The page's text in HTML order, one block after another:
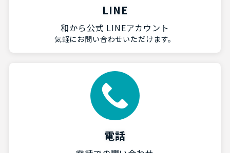
LINE
和から公式 LINEアカウント
気軽にお問い合わせいただけます。
電話